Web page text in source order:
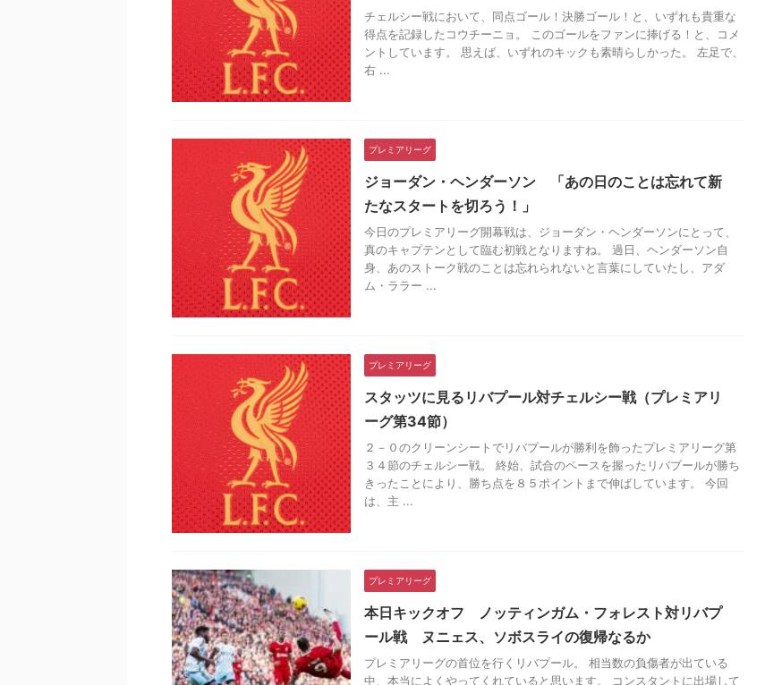
チェルシー戦において、同点ゴール！決勝ゴール！と、いずれも貴重な
得点を記録したコウチーニョ。 このゴールをファンに捧げる！と、コメ
ントしています。 思えば、いずれのキックも素晴らしかった。 左足で、
右 ...
プレミアリーグ
ジョーダン・ヘンダーソン 「あの日のことは忘れて新
たなスタートを切ろう！」
今日のプレミアリーグ開幕戦は、ジョーダン・ヘンダーソンにとって、
真のキャプテンとして臨む初戦となりますね。 過日、ヘンダーソン自
身、あのストーク戦のことは忘れられないと言葉にしていたし、アダ
ム・ララー ...
プレミアリーグ
スタッツに見るリバプール対チェルシー戦（プレミアリ
ーグ第34節）
２－０のクリーンシートでリバプールが勝利を飾ったプレミアリーグ第
３４節のチェルシー戦。 終始、試合のペースを握ったリバプールが勝ち
きったことにより、勝ち点を８５ポイントまで伸ばしています。 今回
は、主 ...
プレミアリーグ
本日キックオフ ノッティンガム・フォレスト対リバプ
ール戦 ヌニェス、ソボスライの復帰なるか
プレミアリーグの首位を行くリバプール。 相当数の負傷者が出ている
中、本当によくやってくれていると思います。 コンスタントに出場して